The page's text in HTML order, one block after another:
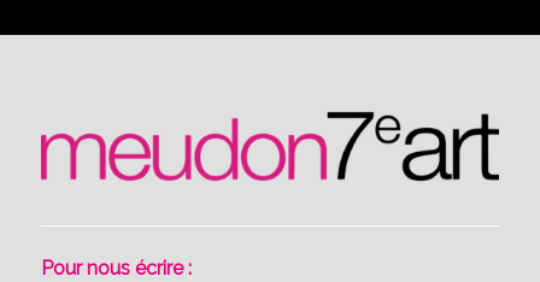
Pour nous écrire :